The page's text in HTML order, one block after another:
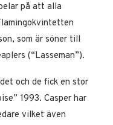
på att alla
som är söner till
(“Lasseman”).
och de fick en stor
1993. Casper har
vilket även